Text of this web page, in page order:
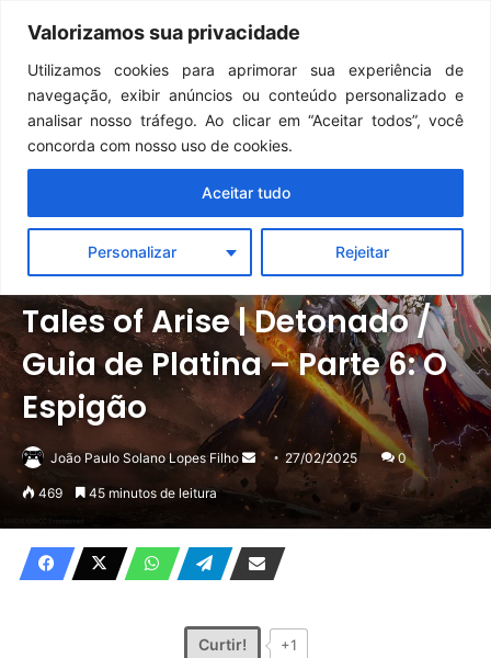
Valorizamos sua privacidade
Utilizamos cookies para aprimorar sua experiência de
navegação, exibir anúncios ou conteúdo personalizado e
analisar nosso tráfego. Ao clicar em “Aceitar todos”, você
concorda com nosso uso de cookies.
Personalizar Rejeitar
Aceitar tudo
Menu
Destaque Detonados PC PlayStation Xbox
Tales of Arise | Detonado /
Guia de Platina – Parte 6: O
Espigão
João Paulo Solano Lopes Filho
Mande27/02/2025 0
469 45 minutos de leitura
Curtir! +1